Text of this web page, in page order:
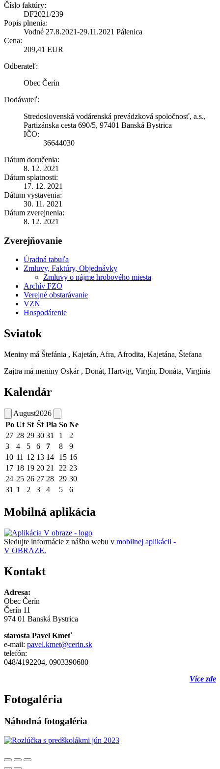
Číslo faktúry:
DF2021/239
Popis plnenia:
Vodné 27.8.2021-29.11.2021 Pálenica
Cena:
209,41 EUR
Odberateľ:
Obec Čerín
Dodávateľ:
Stredoslovenská vodárenská prevádzková spoločnosť, a.s.,
Partizánska cesta 690/5, 97401 Banská Bystrica
IČO:
36644030
Dátum doručenia:
8. 12. 2021
Dátum splatnosti:
17. 12. 2021
Dátum vystavenia:
30. 11. 2021
Dátum zverejnenia:
8. 12. 2021
Zverejňovanie
Úradná tabuľa
Zmluvy, Faktúry, Objednávky
Zmluvy o nájme hrobového miesta
Archív FZO
Verejné obstarávanie
VZN
Hospodárenie
Sviatok
Meniny má Štefánia , Kajetán, Afra, Afrodita, Kajetána, Štefana
Zajtra má meniny Oskár , Donát, Hartvig, Virgín, Donáta, Virgínia
Kalendár
August2026
Po Ut St Št Pia So Ne
27 28 29 30 31 1
2
3
4 5 6 7 8
9
10 11 12 13 14 15 16
17 18 19 20 21 22 23
24 25 26 27 28 29 30
31 1 2 3 4 5 6
Mobilná aplikácia
Sledujte informácie z nášho webu v mobilnej aplikácii -
V OBRAZE.
Kontakt
Adresa:
Obec Čerín
Čerín 11
974 01 Banská Bystrica
starosta Pavel Kmeť
e-mail: pavel.kmet@cerin.sk
telefón:
048/4192204, 0903390680
Více zde
Fotogaléria
Náhodná fotogaléria